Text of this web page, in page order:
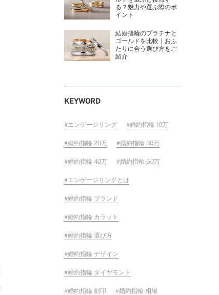
る？魅力や選ぶ際のポ
イント
結婚指輪のプラチナと
ゴールドを比較｜おふ
たりに合う選び方をご
紹介
KEYWORD
エンゲージリング 婚約指輪 10万
婚約指輪 20万 婚約指輪 30万
婚約指輪 40万 婚約指輪 50万
エンゲージリングとは
婚約指輪 ブランド
婚約指輪 カラット
婚約指輪 選び方
婚約指輪 デザイン
婚約指輪 ダイヤモンド
婚約指輪 刻印 婚約指輪 相場